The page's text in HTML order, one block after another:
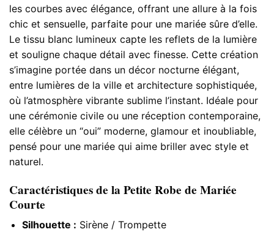
les courbes avec élégance, offrant une allure à la fois
chic et sensuelle, parfaite pour une mariée sûre d’elle.
Le tissu blanc lumineux capte les reflets de la lumière
et souligne chaque détail avec finesse. Cette création
s’imagine portée dans un décor nocturne élégant,
entre lumières de la ville et architecture sophistiquée,
où l’atmosphère vibrante sublime l’instant. Idéale pour
une cérémonie civile ou une réception contemporaine,
elle célèbre un “oui” moderne, glamour et inoubliable,
pensé pour une mariée qui aime briller avec style et
naturel.
Caractéristiques de la Petite Robe de Mariée
Courte
Silhouette : Sirène / Trompette